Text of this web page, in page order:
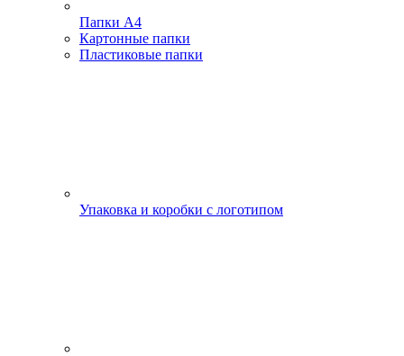
Папки А4
Картонные папки
Пластиковые папки
Упаковка и коробки с логотипом